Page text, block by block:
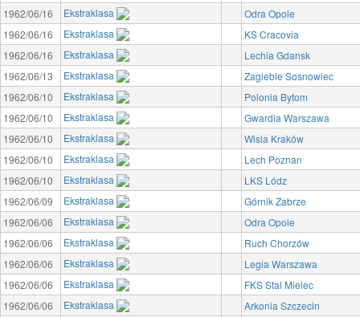
1962/06/16
Ekstraklasa
Odra Opole
1962/06/16
Ekstraklasa
KS Cracovia
1962/06/16
Ekstraklasa
Lechia Gdansk
1962/06/13
Ekstraklasa
Zaglebie Sosnowiec
1962/06/10
Ekstraklasa
Polonia Bytom
1962/06/10
Ekstraklasa
Gwardia Warszawa
1962/06/10
Ekstraklasa
Wisla Kraków
1962/06/10
Ekstraklasa
Lech Poznan
1962/06/10
Ekstraklasa
LKS Lódz
1962/06/09
Ekstraklasa
Górnik Zabrze
1962/06/06
Ekstraklasa
Odra Opole
1962/06/06
Ekstraklasa
Ruch Chorzów
1962/06/06
Ekstraklasa
Legia Warszawa
1962/06/06
Ekstraklasa
FKS Stal Mielec
1962/06/06
Ekstraklasa
Arkonia Szczecin